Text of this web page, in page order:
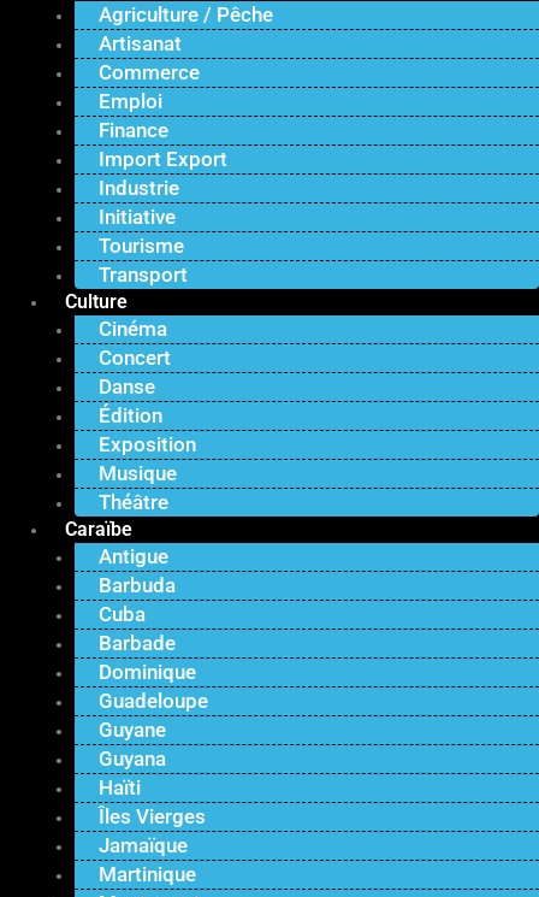
Agriculture / Pêche
Artisanat
Commerce
Emploi
Finance
Import Export
Industrie
Initiative
Tourisme
Transport
Culture
Cinéma
Concert
Danse
Édition
Exposition
Musique
Théâtre
Caraïbe
Antigue
Barbuda
Cuba
Barbade
Dominique
Guadeloupe
Guyane
Guyana
Haïti
Îles Vierges
Jamaïque
Martinique